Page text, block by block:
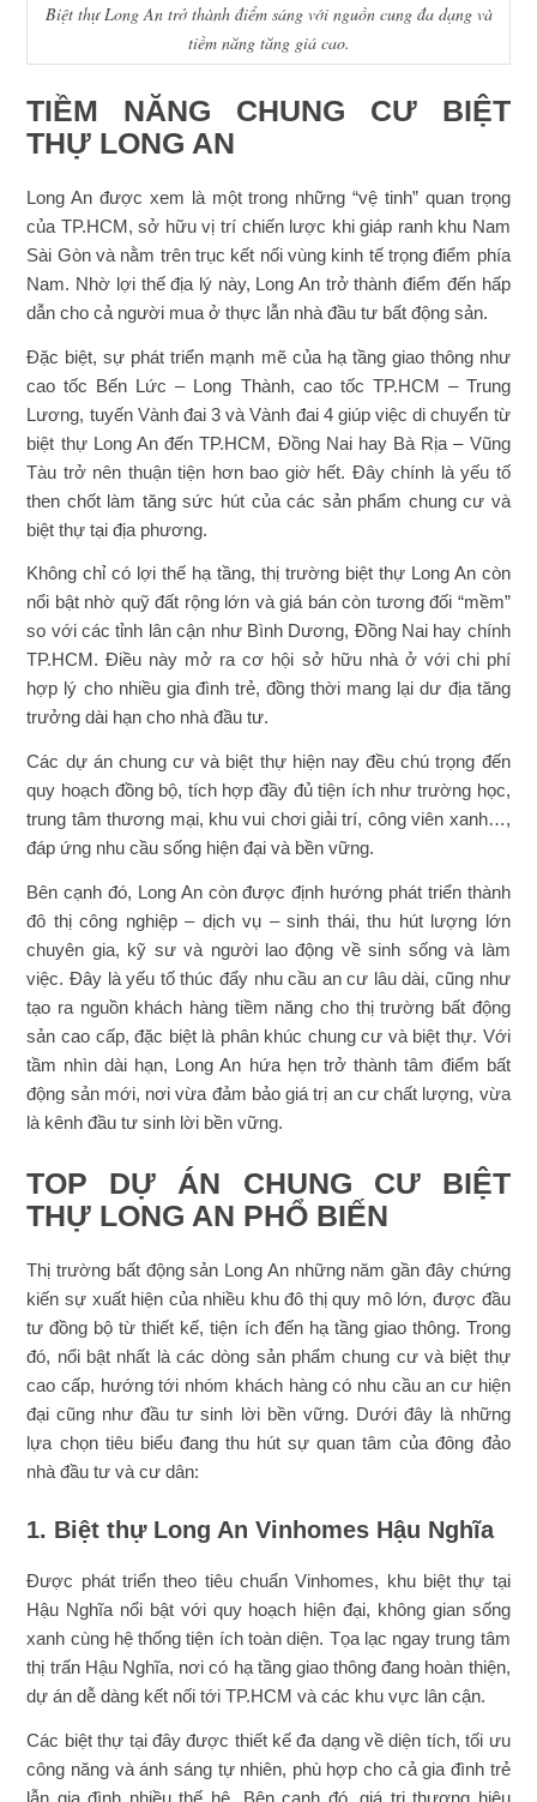
Biệt thự Long An trở thành điểm sáng với nguồn cung đa dạng và
tiềm năng tăng giá cao.
TIỀM NĂNG CHUNG CƯ BIỆT
THỰ LONG AN
Long An được xem là một trong những “vệ tinh” quan trọng
của TP.HCM, sở hữu vị trí chiến lược khi giáp ranh khu Nam
Sài Gòn và nằm trên trục kết nối vùng kinh tế trọng điểm phía
Nam. Nhờ lợi thế địa lý này, Long An trở thành điểm đến hấp
dẫn cho cả người mua ở thực lẫn nhà đầu tư bất động sản.
Đặc biệt, sự phát triển mạnh mẽ của hạ tầng giao thông như
cao tốc Bến Lức – Long Thành, cao tốc TP.HCM – Trung
Lương, tuyến Vành đai 3 và Vành đai 4 giúp việc di chuyển từ
biệt thự Long An đến TP.HCM, Đồng Nai hay Bà Rịa – Vũng
Tàu trở nên thuận tiện hơn bao giờ hết. Đây chính là yếu tố
then chốt làm tăng sức hút của các sản phẩm chung cư và
biệt thự tại địa phương.
Không chỉ có lợi thế hạ tầng, thị trường biệt thự Long An còn
nổi bật nhờ quỹ đất rộng lớn và giá bán còn tương đối “mềm”
so với các tỉnh lân cận như Bình Dương, Đồng Nai hay chính
TP.HCM. Điều này mở ra cơ hội sở hữu nhà ở với chi phí
hợp lý cho nhiều gia đình trẻ, đồng thời mang lại dư địa tăng
trưởng dài hạn cho nhà đầu tư.
Các dự án chung cư và biệt thự hiện nay đều chú trọng đến
quy hoạch đồng bộ, tích hợp đầy đủ tiện ích như trường học,
trung tâm thương mại, khu vui chơi giải trí, công viên xanh…,
đáp ứng nhu cầu sống hiện đại và bền vững.
Bên cạnh đó, Long An còn được định hướng phát triển thành
đô thị công nghiệp – dịch vụ – sinh thái, thu hút lượng lớn
chuyên gia, kỹ sư và người lao động về sinh sống và làm
việc. Đây là yếu tố thúc đẩy nhu cầu an cư lâu dài, cũng như
tạo ra nguồn khách hàng tiềm năng cho thị trường bất động
sản cao cấp, đặc biệt là phân khúc chung cư và biệt thự. Với
tầm nhìn dài hạn, Long An hứa hẹn trở thành tâm điểm bất
động sản mới, nơi vừa đảm bảo giá trị an cư chất lượng, vừa
là kênh đầu tư sinh lời bền vững.
TOP DỰ ÁN CHUNG CƯ BIỆT
THỰ LONG AN PHỔ BIẾN
Thị trường bất động sản Long An những năm gần đây chứng
kiến sự xuất hiện của nhiều khu đô thị quy mô lớn, được đầu
tư đồng bộ từ thiết kế, tiện ích đến hạ tầng giao thông. Trong
đó, nổi bật nhất là các dòng sản phẩm chung cư và biệt thự
cao cấp, hướng tới nhóm khách hàng có nhu cầu an cư hiện
đại cũng như đầu tư sinh lời bền vững. Dưới đây là những
lựa chọn tiêu biểu đang thu hút sự quan tâm của đông đảo
nhà đầu tư và cư dân:
1. Biệt thự Long An Vinhomes Hậu Nghĩa
Được phát triển theo tiêu chuẩn Vinhomes, khu biệt thự tại
Hậu Nghĩa nổi bật với quy hoạch hiện đại, không gian sống
xanh cùng hệ thống tiện ích toàn diện. Tọa lạc ngay trung tâm
thị trấn Hậu Nghĩa, nơi có hạ tầng giao thông đang hoàn thiện,
dự án dễ dàng kết nối tới TP.HCM và các khu vực lân cận.
Các biệt thự tại đây được thiết kế đa dạng về diện tích, tối ưu
công năng và ánh sáng tự nhiên, phù hợp cho cả gia đình trẻ
lẫn gia đình nhiều thế hệ. Bên cạnh đó, giá trị thương hiệu